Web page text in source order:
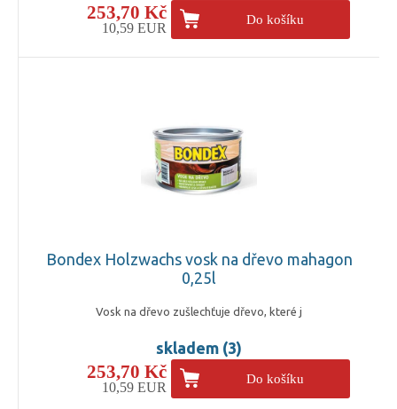
253,70 Kč
10,59 EUR
Do košíku
Bondex Holzwachs vosk na dřevo mahagon
0,25l
Vosk na dřevo zušlechťuje dřevo, které j
skladem (3)
253,70 Kč
10,59 EUR
Do košíku